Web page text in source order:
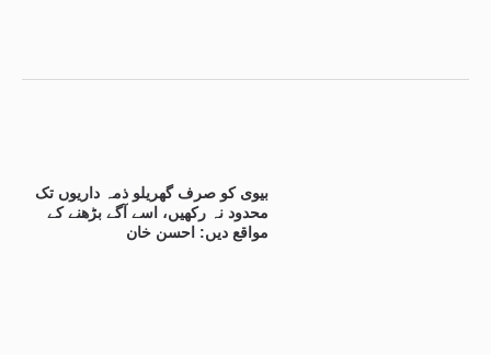
بیوی کو صرف گھریلو ذمہ داریوں تک
محدود نہ رکھیں، اسے آگے بڑھنے کے
مواقع دیں: احسن خان